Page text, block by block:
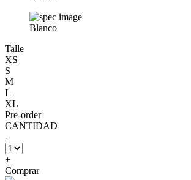
Blanco
Talle
XS
S
M
L
XL
Pre-order
CANTIDAD
-
+
Comprar